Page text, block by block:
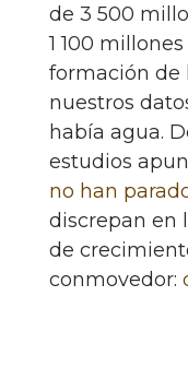
de 3 500
1 100
formación de
nuestros
había agua.
estudios
no han
discrepan en
de
conmovedor: